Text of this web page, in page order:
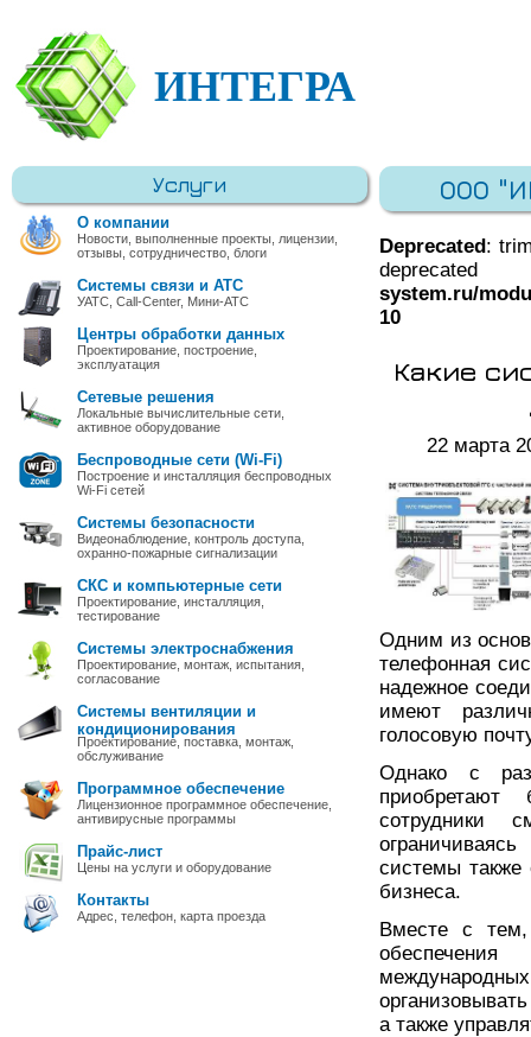
ИНТЕГРА
Услуги
О компании
Новости, выполненные проекты, лицензии,
отзывы, сотрудничество, блоги
Системы связи и АТС
УАТС, Call-Center, Мини-АТС
Центры обработки данных
Проектирование, построение,
эксплуатация
Сетевые решения
Локальные вычислительные сети,
активное оборудование
Беспроводные сети (Wi-Fi)
Построение и инсталляция беспроводных
Wi-Fi сетей
Системы безопасности
Видеонаблюдение, контроль доступа,
охранно-пожарные сигнализации
СКС и компьютерные сети
Проектирование, инсталляция,
тестирование
Системы электроснабжения
Проектирование, монтаж, испытания,
согласование
Системы вентиляции и
кондиционирования
Проектирование, поставка, монтаж,
обслуживание
Программное обеспечение
Лицензионное программное обеспечение,
антивирусные программы
Прайс-лист
Цены на услуги и оборудование
Контакты
Адрес, телефон, карта проезда
ООО
Deprecated:
system.ru/
10
Какие
22 марта
Одним из
телефонная
надежное
имеют
голосовую
Однако с
сотрудники
системы также
бизнеса.
Вместе с тем,
а также